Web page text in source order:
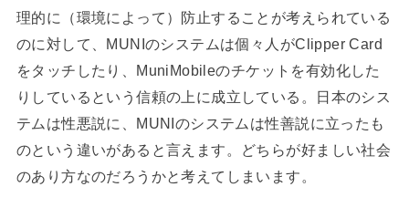
理的に（環境によって）防止することが考えられている
のに対して、MUNIのシステムは個々人がClipper Card
をタッチしたり、MuniMobileのチケットを有効化した
りしているという信頼の上に成立している。日本のシス
テムは性悪説に、MUNIのシステムは性善説に立ったも
のという違いがあると言えます。どちらが好ましい社会
のあり方なのだろうかと考えてしまいます。